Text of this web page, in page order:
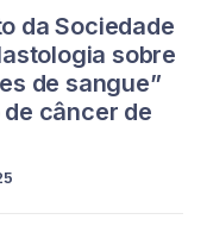
da Sociedade
sobre
de sangue”
câncer de